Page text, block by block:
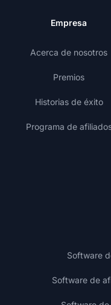
Empresa
Acerca de nosotros
Premios
Historias de éxito
Programa de
Software
Software de